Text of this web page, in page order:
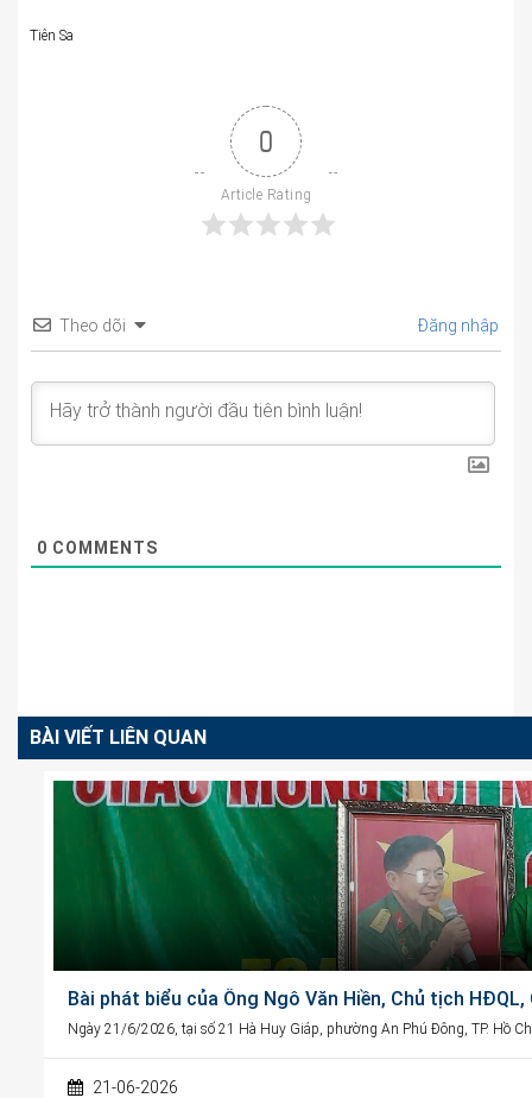
Tiên Sa
0
Article Rating
Theo dõi Đăng nhập
0 COMMENTS
BÀI VIẾT LIÊN QUAN
Bài phát biểu của Ông Ngô Văn Hiền, Chủ tịch
Ngày 21/6/2026, tại số 21 Hà Huy Giáp, phường An Phú Đông, TP. Hồ
21-06-2026